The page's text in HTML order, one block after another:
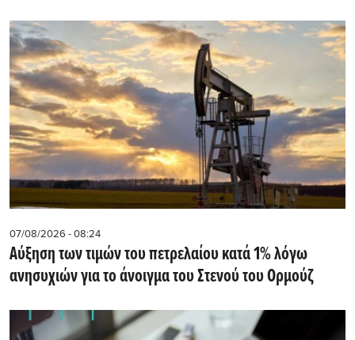
07/08/2026 - 08:24
Αύξηση των τιμών του πετρελαίου κατά 1% λόγω
ανησυχιών για το άνοιγμα του Στενού του Ορμούζ